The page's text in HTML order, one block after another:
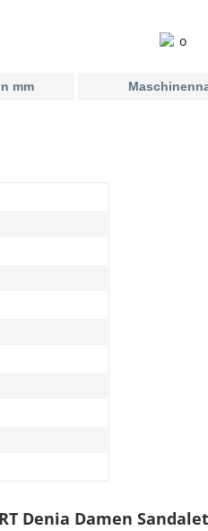
mm
Denia Damen